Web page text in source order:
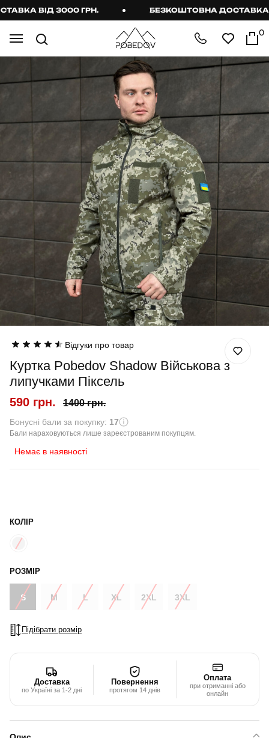
ВІД 3000 ГРН. БЕЗКОШТОВНА ДОСТАВКА
0
Відгуки про товар
Куртка Pobedov Shadow Військова з
липучками Піксель
590 грн. 1400 грн.
Бонусні бали за покупку: 17
Бали нараховуються лише зареєстрованим покупцям.
Немає в наявності
КОЛІР
РОЗМІР
S M L XL 2XL 3XL
Підібрати розмір
Доставка
по Україні за 1-2 дні
Повернення
протягом 14 днів
Оплата
при отриманні або
онлайн